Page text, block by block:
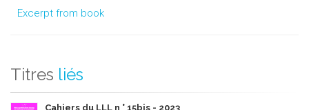
Excerpt from book
Titres liés
Cahiers du LLL n ° 15bis - 2023